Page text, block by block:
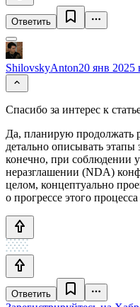
Ответить
ShilovskyAnton20 янв 2025
Спасибо за интерес к
Да, планирую продолжать
детально описывать
конечно, при соблюдении
неразглашении (NDA)
целом, концептуально
о прогрессе этого
Ответить